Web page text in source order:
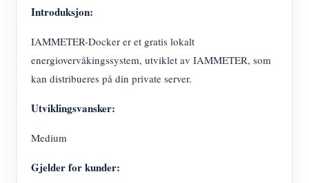
Introduksjon:
IAMMETER-Docker er et gratis lokalt
energiovervåkingssystem, utviklet av IAMMETER, som
kan distribueres på din private server.
Utviklingsvansker:
Medium
Gjelder for kunder: